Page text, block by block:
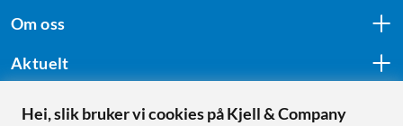
Om oss
Aktuelt
Hei, slik bruker vi cookies på Kjell & Company